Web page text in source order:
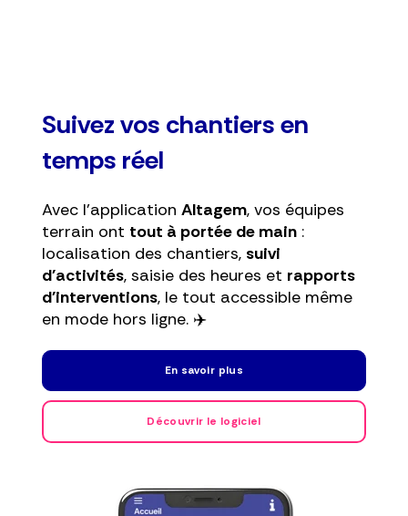
Suivez vos chantiers en
temps réel
Avec l'application Altagem, vos équipes
terrain ont tout à portée de main :
localisation des chantiers, suivi
d'activités, saisie des heures et rapports
d'interventions, le tout accessible même
en mode hors ligne. ✈️
En savoir plus
Découvrir le logiciel